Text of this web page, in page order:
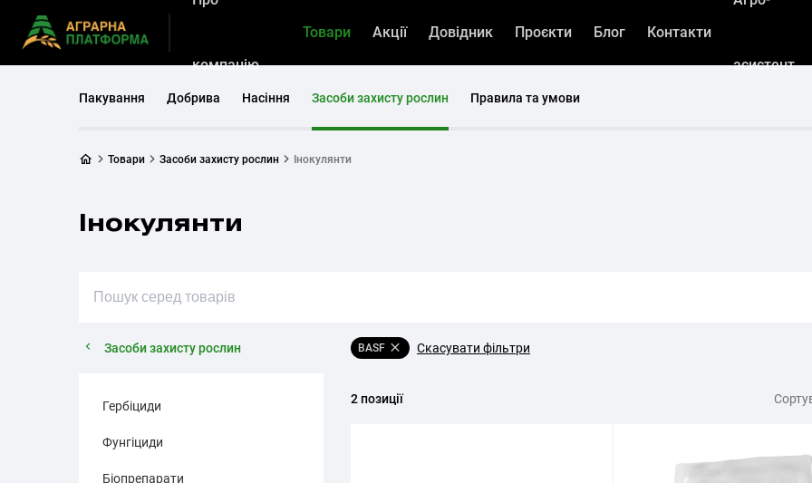
компанію
Товари Акції Довідник Проєкти Блог Контакти
асистент
Пакування Добрива Насіння Засоби захисту рослин Правила та умови
Товари Засоби захисту рослин Інокулянти
Інокулянти
Засоби захисту рослин
Гербіциди
Фунгіциди
Біопрепарати
BASF Скасувати фільтри
2 позиції